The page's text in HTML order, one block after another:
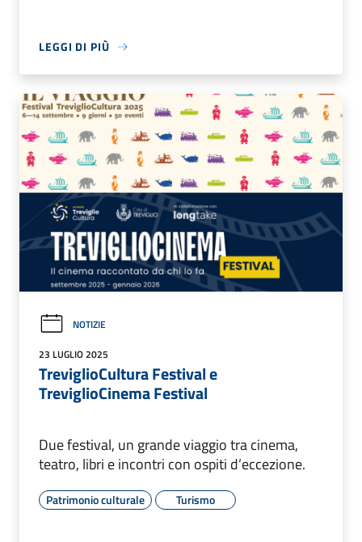
LEGGI DI PIÙ
NOTIZIE
23 LUGLIO 2025
TreviglioCultura Festival e
TreviglioCinema Festival
Due festival, un grande viaggio tra cinema,
teatro, libri e incontri con ospiti d’eccezione.
Patrimonio culturale Turismo